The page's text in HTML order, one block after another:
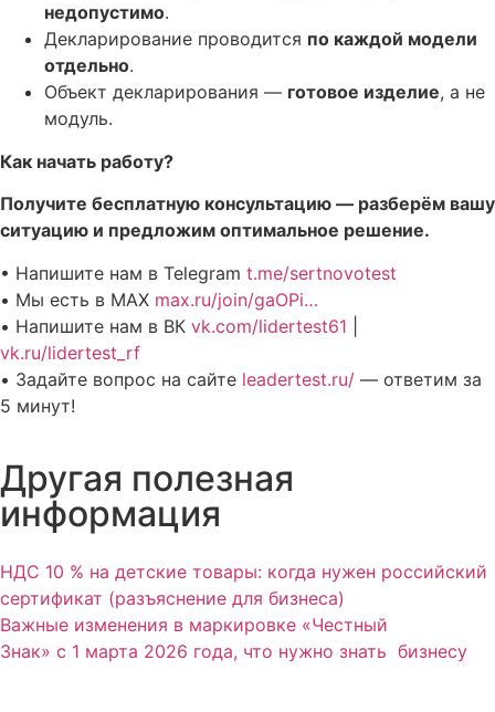
недопустимо.
Декларирование проводится по каждой модели
отдельно.
Объект декларирования — готовое изделие, а не
модуль.
Как начать работу?
Получите бесплатную консультацию — разберём вашу
ситуацию и предложим оптимальное решение.
• Напишите нам в Telegram t.me/sertnovotest
• Мы есть в MAX max.ru/join/gaOPi…
• Напишите нам в ВК vk.com/lidertest61
vk.ru/lidertest_rf
• Задайте вопрос на сайте leadertest.ru/ — ответим за
5 минут!
Другая полезная
информация
НДС 10 % на детские товары: когда нужен российский
сертификат (разъяснение для бизнеса)
Важные изменения в маркировке «Честный
Знак» с 1 марта 2026 года, что нужно знать бизнесу